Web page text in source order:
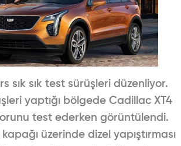
sık sık test sürüşleri düzenliyor.
yaptığı bölgede Cadillac XT4
test ederken görüntülendi.
üzerinde dizel yapıştırması